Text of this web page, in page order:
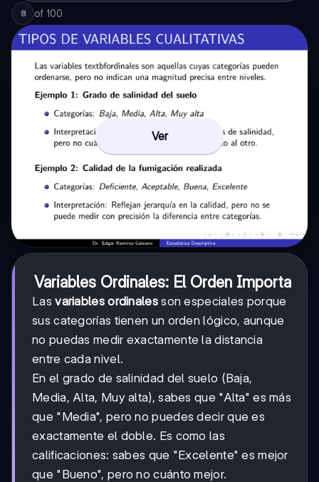
8 of 100
Ver
Variables Ordinales: El Orden Importa
Lasvariables ordinalesson especiales porque
sus categorías tienen un orden lógico, aunque
no puedas medir exactamente la distancia
entre cada nivel.
En el grado de salinidad del suelo (Baja,
Media, Alta, Muy alta), sabes que "Alta" es más
que "Media", pero no puedes decir que es
exactamente el doble. Es como las
calificaciones: sabes que "Excelente" es mejor
que "Bueno", pero no cuánto mejor.